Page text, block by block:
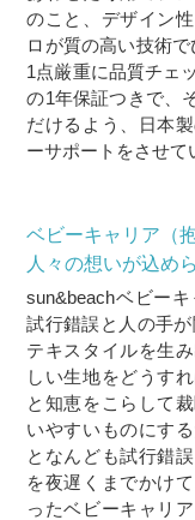
のこと、デザイン
ロが質の高い技術
1点厳重に品質チェ
の1年保証つきで、
だけるよう、日本
ーサポートをさせて
ベビーキャリア（
人々の想いが込め
sun&beachベビー
試行錯誤と人の手
テキスタイルを生
しい生地をどうす
と知恵をこらして
いやすいものにす
となんども試行錯
を夜遅くまでかけ
ったベビーキャリ